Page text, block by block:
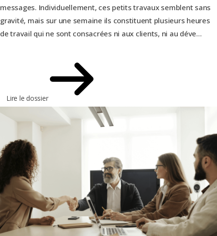
messages. Individuellement, ces petits travaux semblent sans
gravité, mais sur une semaine ils constituent plusieurs heures
de travail qui ne sont consacrées ni aux clients, ni au déve...
Lire le dossier